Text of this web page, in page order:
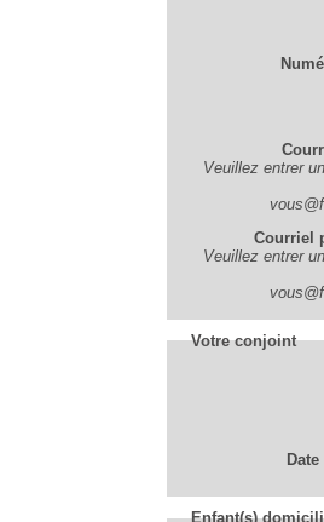
Veuillez entrer
Courriel
Veuillez entrer
Votre conjoint
Enfant(s)